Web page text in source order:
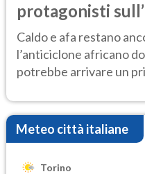
protagonisti
Caldo e afa restano
l’anticiclone africano
potrebbe arrivare un
Meteo città italiane
Torino